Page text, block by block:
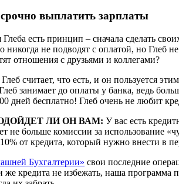
выплатить зарплаты
есть принцип – сначала сделать
никогда не подводят с оплатой, но Глеб
отношения с друзьями и коллегами?
Глеб считает, что есть, и он пользуется
занимает до оплаты у банка, ведь
дней бесплатно! Глеб очень не любит
ЛИ ОН ВАМ: У вас есть
не больше комиссии за использование
от кредита, который нужно внести в
Бухгалтерии» свои последние
же кредита не избежать, наша